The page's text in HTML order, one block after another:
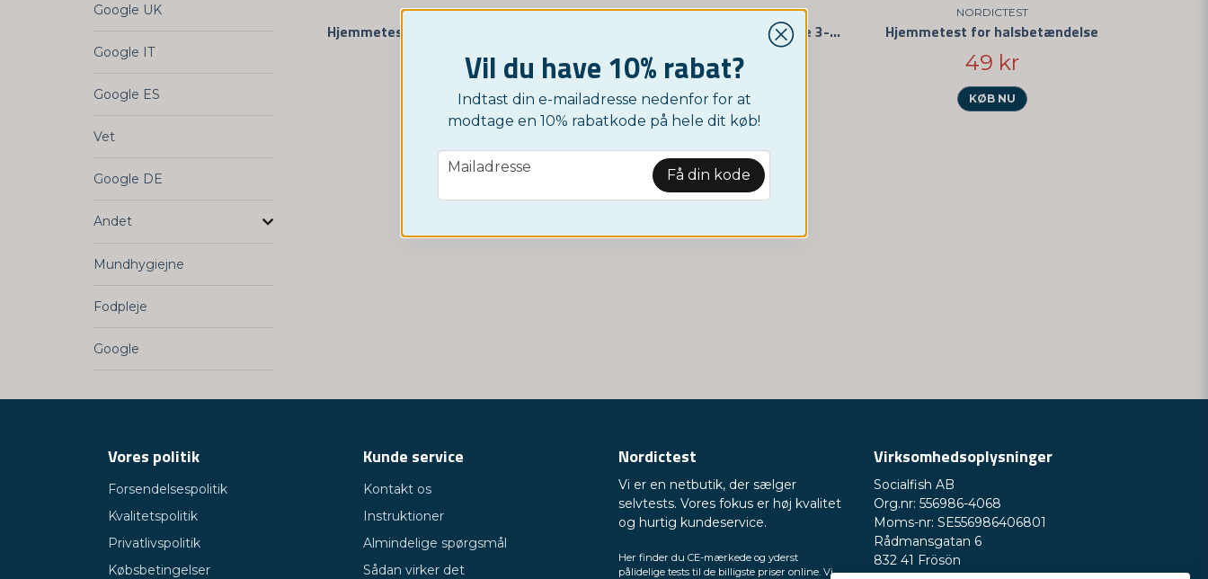
Google UK
Google IT
Google ES
Vet
Google DE
Andet
Mundhygiejne
Fodpleje
Google
NORDICTEST
229 kr
KØB NU
NORDICTEST
Hjemmetest for halsbetændelse 3-pak
119 kr
KØB NU
NORDICTEST
Hjemmetest for halsbetændelse
49 kr
KØB NU
Vil du have 10% rabat?
Indtast din e-mailadresse nedenfor for at
modtage en 10% rabatkode på hele dit køb!
email
Mailadresse Få din kode
Vores politik
Forsendelsespolitik
Kvalitetspolitik
Privatlivspolitik
Købsbetingelser
Kunde service
Kontakt os
Instruktioner
Almindelige spørgsmål
Sådan virker det
Nordictest
Vi er en netbutik, der sælger
selvtests. Vores fokus er høj kvalitet
og hurtig kundeservice.
Her finder du CE-mærkede og yderst
pålidelige tests til de billigste priser online. Vi
Virksomhedsoplysninger
Socialfish AB
Org.nr: 556986-4068
Moms-nr: SE556986406801
Rådmansgatan 6
832 41 Frösön